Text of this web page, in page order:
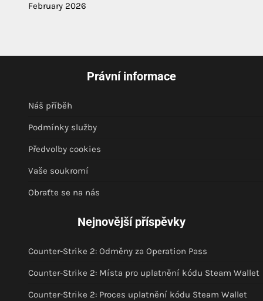
February 2026
Právní informace
Náš příběh
Podmínky služby
Předvolby cookies
Vaše soukromí
Obraťte se na nás
Nejnovější příspěvky
Counter-Strike 2: Odměny za Operation Pass
Counter-Strike 2: Místa pro uplatnění kódu Steam Wallet
Counter-Strike 2: Proces uplatnění kódu Steam Wallet